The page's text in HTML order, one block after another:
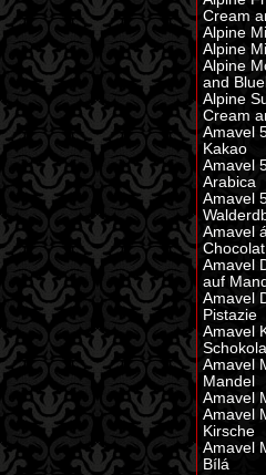
Cream
Alpine
Alpine
Alpine
and
Alpine
Cream
Amavel
Kakao
Amavel
Arabica
Amavel
Amavel
Chocolat
Amavel
auf
Amavel
Pistazie
Amavel
Amavel
Mandel
Amavel
Amavel
Kirsche
Amavel
Bílá